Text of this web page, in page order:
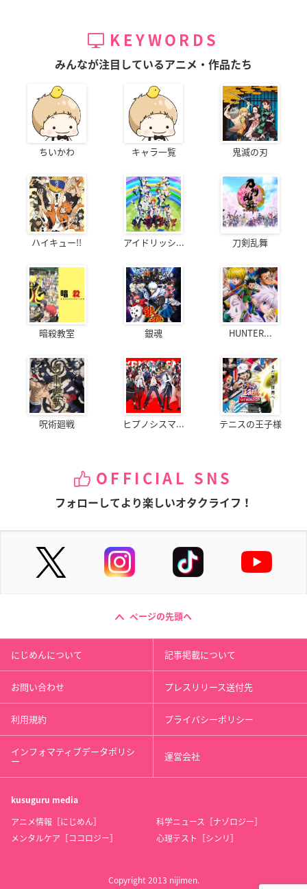
KEYWORDS
みんなが注目しているアニメ・作品たち
ちいかわ キャラ一覧 鬼滅の刃
ハイキュー!! アイドリッシ... 刀剣乱舞
暗殺教室 銀魂 HUNTER...
呪術廻戦 ヒプノシスマ... テニスの王子様
OFFICIAL SNS
フォローしてより楽しいオタクライフ！
ページの先頭へ
にじめんについて 記事掲載について
お問い合わせ プレスリリース送付先
利用規約 プライバシーポリシー
インフォマティブデータポリシ
ー 運営会社
kusuguru media
アニメ情報［にじめん］
科学ニュース［ナゾロジー］
メンタルケア［ココロジー］
心理テスト［シンリ］
Copyright 2013 nijimen.